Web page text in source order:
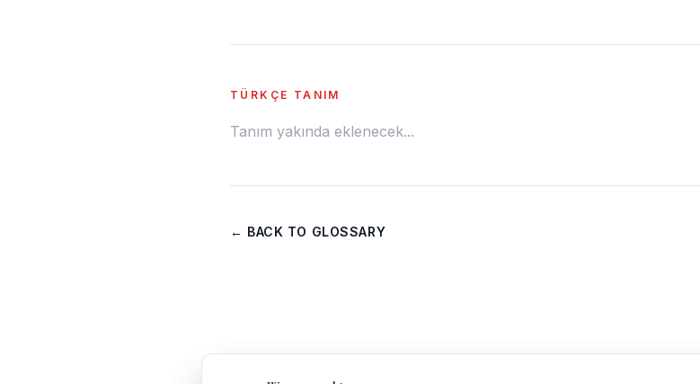
TÜRKÇE TANIM
Tanım yakında eklenecek...
← BACK TO GLOSSARY